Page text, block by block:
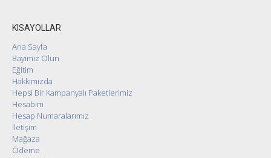
KISAYOLLAR
Ana Sayfa
Bayimiz Olun
Eğitim
Hakkımızda
Hepsi Bir Kampanyalı Paketlerimiz
Hesabım
Hesap Numaralarımız
İletişim
Mağaza
Ödeme